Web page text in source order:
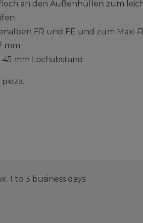
an den Außenhüllen zum
FR und FE und zum Maxi-
mm
mm Lochabstand
1 to 3 business days